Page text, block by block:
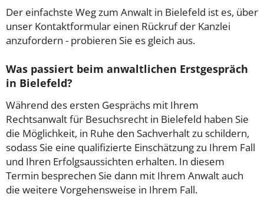
Der einfachste Weg zum Anwalt in Bielefeld ist es, über
unser Kontaktformular einen Rückruf der Kanzlei
anzufordern - probieren Sie es gleich aus.
Was passiert beim anwaltlichen Erstgespräch
in Bielefeld?
Während des ersten Gesprächs mit Ihrem
Rechtsanwalt für Besuchsrecht in Bielefeld haben Sie
die Möglichkeit, in Ruhe den Sachverhalt zu schildern,
sodass Sie eine qualifizierte Einschätzung zu Ihrem Fall
und Ihren Erfolgsaussichten erhalten. In diesem
Termin besprechen Sie dann mit Ihrem Anwalt auch
die weitere Vorgehensweise in Ihrem Fall.